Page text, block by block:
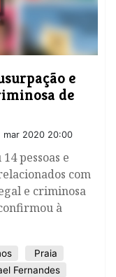
e
de
mar 2020 20:00
pessoas e
com
e criminosa
à
Praia
Fernandes